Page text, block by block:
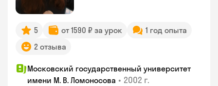
5 от 1590 ₽ за урок
1 год опыта
2 отзыва
Московский государственный университет
имени М. В. Ломоносова • 2002 г.